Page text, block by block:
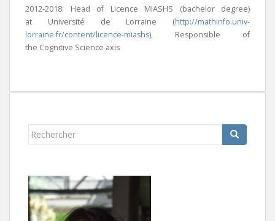
2012-2018: Head of Licence MIASHS (bachelor degree)
at Université de Lorraine (http://mathinfo.univ-
lorraine.fr/content/licence-miashs), Responsible of
the Cognitive Science axis
Rechercher...